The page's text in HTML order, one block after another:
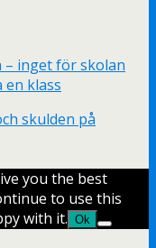
– inget för skolan
en klass
skulden på
you the best
to use this
with it. Ok